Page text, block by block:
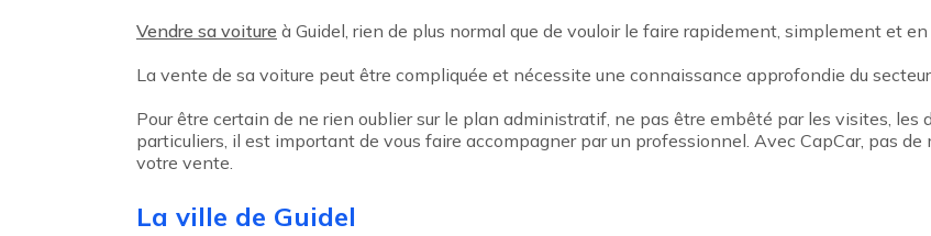
Vendre sa voiture à Guidel, rien de plus normal que de vouloir le faire rapidement, simplement et
La vente de sa voiture peut être compliquée et nécessite une connaissance approfondie du
Pour être certain de ne rien oublier sur le plan administratif, ne pas être embêté par les visites,
particuliers, il est important de vous faire accompagner par un professionnel. Avec CapCar, pas
votre vente.
La ville de Guidel